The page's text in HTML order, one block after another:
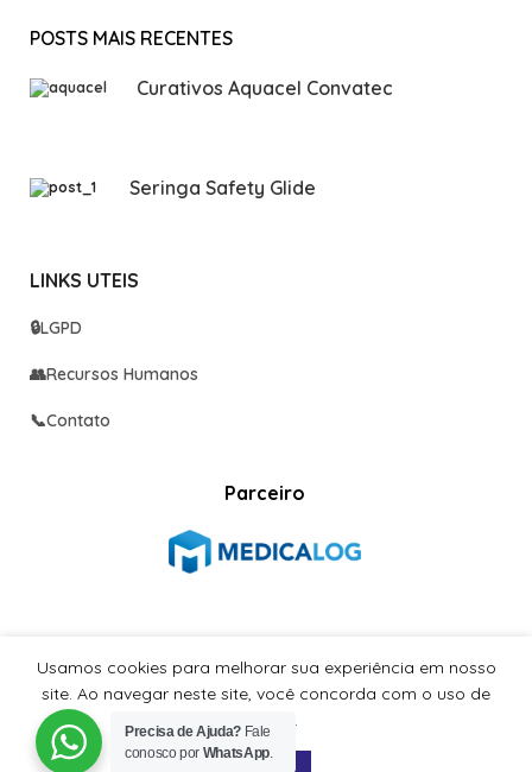
POSTS MAIS RECENTES
Curativos Aquacel Convatec
Seringa Safety Glide
LINKS UTEIS
🔒LGPD
👥Recursos Humanos
📞Contato
Parceiro
Já nos segue nas redes sociais?
Usamos cookies para melhorar sua experiência em nosso
site. Ao navegar neste site, você concorda com o uso de
cookies.
Precisa de Ajuda?Fale
conosco por WhatsApp.